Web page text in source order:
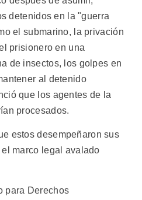
detenidos en la "guerra
el submarino, la privación
prisionero en una
de insectos, los golpes en
al detenido
que los agentes de la
procesados.
estos desempeñaron sus
marco legal avalado
para Derechos